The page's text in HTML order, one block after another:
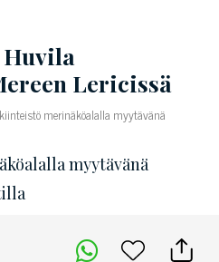
Lericissä
merinäköalalla myytävänä
myytävänä